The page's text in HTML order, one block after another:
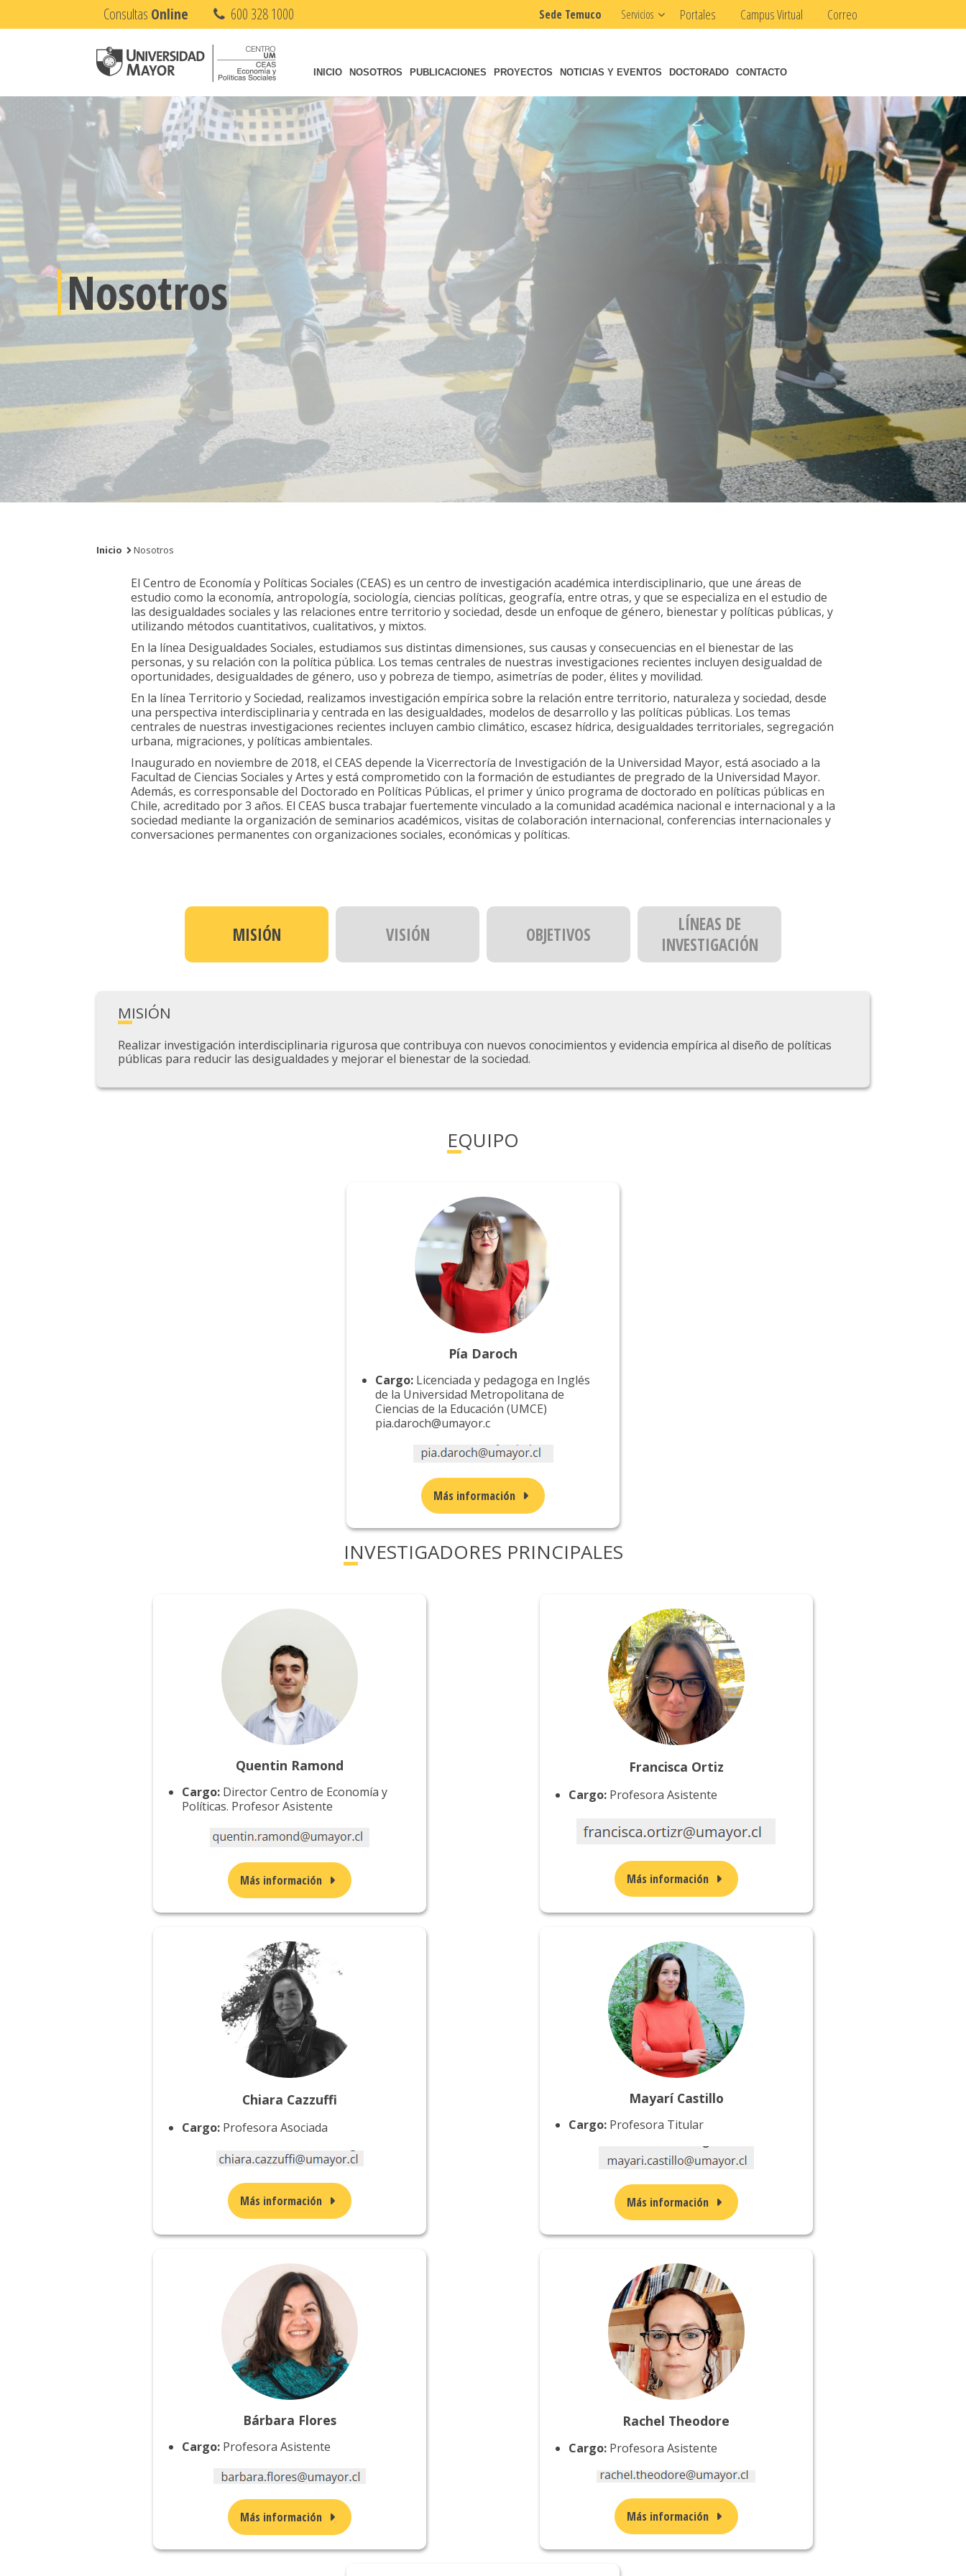
Consultas Online 600 328 1000 Sede Temuco Servicios Portales Campus Virtual Correo
INICIO NOSOTROS PUBLICACIONES PROYECTOS NOTICIAS Y EVENTOS DOCTORADO CONTACTO
Nosotros
Inicio Nosotros
El Centro de Economía y Políticas Sociales (CEAS) es un centro de investigación académica interdisciplinario, que une áreas de
estudio como la economía, antropología, sociología, ciencias políticas, geografía, entre otras, y que se especializa en el estudio de
las desigualdades sociales y las relaciones entre territorio y sociedad, desde un enfoque de género, bienestar y políticas públicas, y
utilizando métodos cuantitativos, cualitativos, y mixtos.
En la línea Desigualdades Sociales, estudiamos sus distintas dimensiones, sus causas y consecuencias en el bienestar de las
personas, y su relación con la política pública. Los temas centrales de nuestras investigaciones recientes incluyen desigualdad de
oportunidades, desigualdades de género, uso y pobreza de tiempo, asimetrías de poder, élites y movilidad.
En la línea Territorio y Sociedad, realizamos investigación empírica sobre la relación entre territorio, naturaleza y sociedad, desde
una perspectiva interdisciplinaria y centrada en las desigualdades, modelos de desarrollo y las políticas públicas. Los temas
centrales de nuestras investigaciones recientes incluyen cambio climático, escasez hídrica, desigualdades territoriales, segregación
urbana, migraciones, y políticas ambientales.
Inaugurado en noviembre de 2018, el CEAS depende la Vicerrectoría de Investigación de la Universidad Mayor, está asociado a la
Facultad de Ciencias Sociales y Artes y está comprometido con la formación de estudiantes de pregrado de la Universidad Mayor.
Además, es corresponsable del Doctorado en Políticas Públicas, el primer y único programa de doctorado en políticas públicas en
Chile, acreditado por 3 años. El CEAS busca trabajar fuertemente vinculado a la comunidad académica nacional e internacional y a la
sociedad mediante la organización de seminarios académicos, visitas de colaboración internacional, conferencias internacionales y
conversaciones permanentes con organizaciones sociales, económicas y políticas.
MISIÓN VISIÓN OBJETIVOS
LÍNEAS DE
INVESTIGACIÓN
MISIÓN
Realizar investigación interdisciplinaria rigurosa que contribuya con nuevos conocimientos y evidencia empírica al diseño de políticas
públicas para reducir las desigualdades y mejorar el bienestar de la sociedad.
EQUIPO
Pía Daroch
Cargo: Licenciada y pedagoga en Inglés
de la Universidad Metropolitana de
Ciencias de la Educación (UMCE)
pia.daroch@umayor.c
Más información
INVESTIGADORES PRINCIPALES
Quentin Ramond
Cargo: Director Centro de Economía y
Políticas. Profesor Asistente
Más información
Francisca Ortiz
Cargo:Profesora Asistente
Más información
Chiara Cazzuffi
Cargo: Profesora Asociada
Más información
Mayarí Castillo
Cargo:Profesora Titular
Más información
Bárbara Flores
Cargo: Profesora Asistente
Más información
Rachel Theodore
Cargo:Profesora Asistente
Más información